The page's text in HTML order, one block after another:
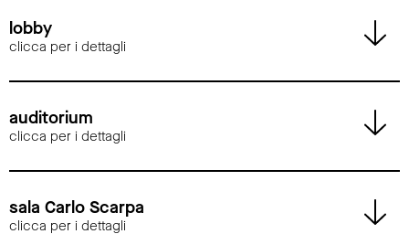
lobby
clicca per i dettagli
auditorium
clicca per i dettagli
sala Carlo Scarpa
clicca per i dettagli